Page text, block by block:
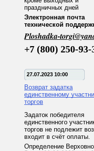
праздничных дней
Электронная почта
технической
Ploshadka-
+7 (800) 250-93-
27.07.2023 10:00
Возврат задатка
единственному
торгов
Задаток победителя
единственного
торгов не подлежит
входит в счёт оплаты.
Определение